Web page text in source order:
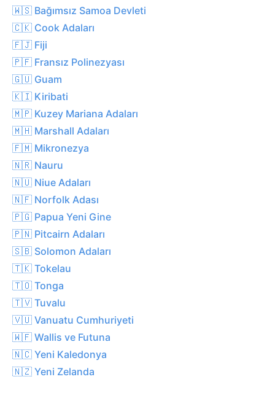
🇼🇸 Bağımsız Samoa Devleti
🇨🇰 Cook Adaları
🇫🇯 Fiji
🇵🇫 Fransız Polinezyası
🇬🇺 Guam
🇰🇮 Kiribati
🇲🇵 Kuzey Mariana Adaları
🇲🇭 Marshall Adaları
🇫🇲 Mikronezya
🇳🇷 Nauru
🇳🇺 Niue Adaları
🇳🇫 Norfolk Adası
🇵🇬 Papua Yeni Gine
🇵🇳 Pitcairn Adaları
🇸🇧 Solomon Adaları
🇹🇰 Tokelau
🇹🇴 Tonga
🇹🇻 Tuvalu
🇻🇺 Vanuatu Cumhuriyeti
🇼🇫 Wallis ve Futuna
🇳🇨 Yeni Kaledonya
🇳🇿 Yeni Zelanda